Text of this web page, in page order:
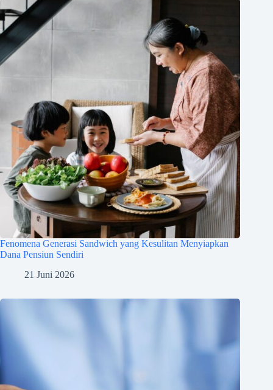
Fenomena Generasi Sandwich yang Kesulitan Menyiapkan
Dana Pensiun Sendiri
21 Juni 2026